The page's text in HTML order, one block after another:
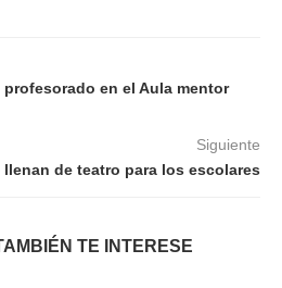
en el Aula mentor
Siguiente
de teatro para los escolares
TE INTERESE